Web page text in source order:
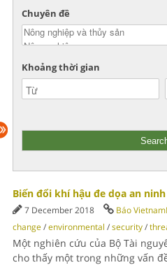
Chuyên đề
Khoảng thời gian
Biến đổi khí hậu đe dọa an
7 December 2018 Báo
change/environmental /security/
Một nghiên cứu của Bộ Tài
cho thấy một trong những vấn